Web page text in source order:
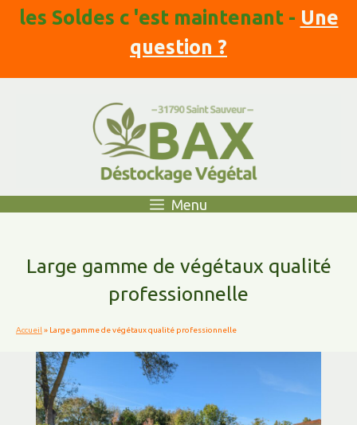
les Soldes c 'est maintenant - Une
question ?
Menu
Large gamme de végétaux qualité
professionnelle
Accueil » Large gamme de végétaux qualité professionnelle